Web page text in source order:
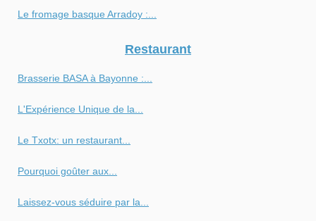
Le fromage basque Arradoy :...
Restaurant
Brasserie BASA à Bayonne :...
L'Expérience Unique de la...
Le Txotx: un restaurant...
Pourquoi goûter aux...
Laissez-vous séduire par la...